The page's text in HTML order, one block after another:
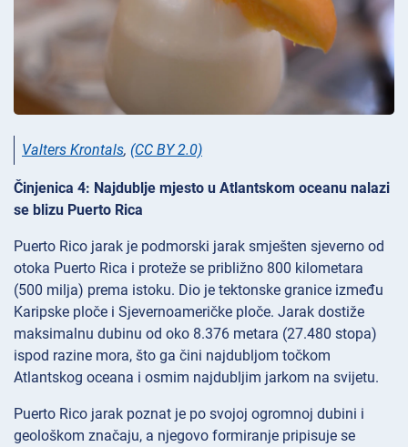
Valters Krontals, (CC BY 2.0)
Činjenica 4: Najdublje mjesto u Atlantskom oceanu nalazi
se blizu Puerto Rica
Puerto Rico jarak je podmorski jarak smješten sjeverno od
otoka Puerto Rica i proteže se približno 800 kilometara
(500 milja) prema istoku. Dio je tektonske granice između
Karipske ploče i Sjevernoameričke ploče. Jarak dostiže
maksimalnu dubinu od oko 8.376 metara (27.480 stopa)
ispod razine mora, što ga čini najdubljom točkom
Atlantskog oceana i osmim najdubljim jarkom na svijetu.
Puerto Rico jarak poznat je po svojoj ogromnoj dubini i
geološkom značaju, a njegovo formiranje pripisuje se